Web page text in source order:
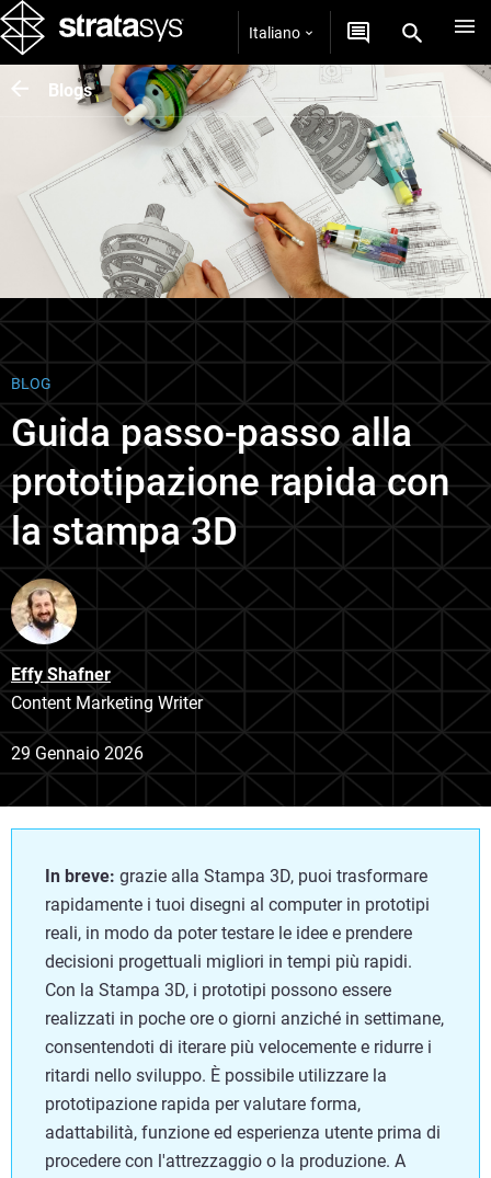
Italiano
Blogs
BLOG
Guida passo-passo alla
prototipazione rapida con
la stampa 3D
Effy Shafner
Content Marketing Writer
29 Gennaio 2026
In breve: grazie alla Stampa 3D, puoi trasformare
rapidamente i tuoi disegni al computer in prototipi
reali, in modo da poter testare le idee e prendere
decisioni progettuali migliori in tempi più rapidi.
Con la Stampa 3D, i prototipi possono essere
realizzati in poche ore o giorni anziché in settimane,
consentendoti di iterare più velocemente e ridurre i
ritardi nello sviluppo. È possibile utilizzare la
prototipazione rapida per valutare forma,
adattabilità, funzione ed esperienza utente prima di
procedere con l'attrezzaggio o la produzione. A